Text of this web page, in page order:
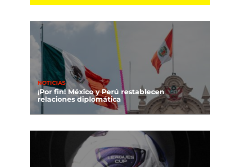
NOTICIAS
¡Por fin! México y Perú restablecen
relaciones diplomática